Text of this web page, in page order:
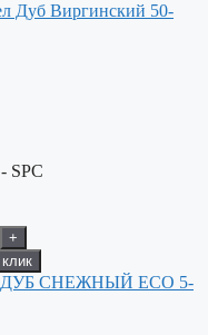
Дуб Виргинский 50-
SPC
+